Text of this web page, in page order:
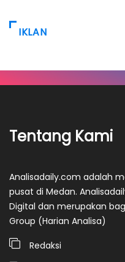
IKLAN
Tentang Kami
Analisadaily.com adalah
pusat di Medan.
Digital dan merupakan
Group (Harian Analisa)
Redaksi